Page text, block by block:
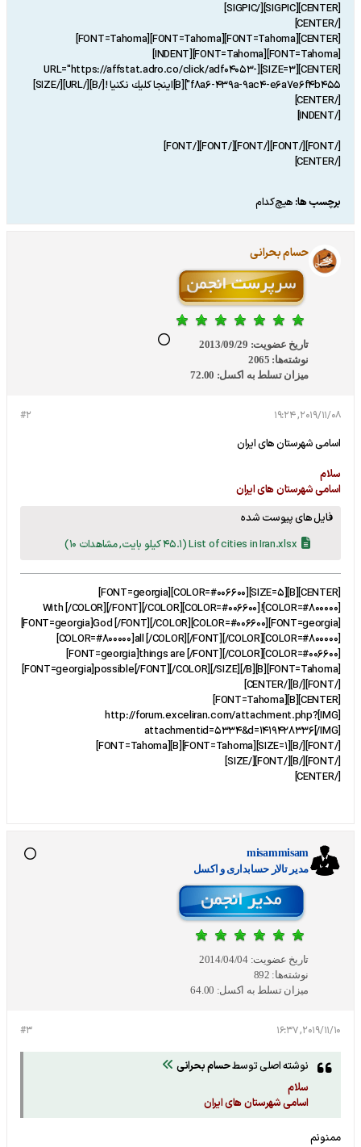
[CENTER][SIGPIC][/SIGPIC]
[/CENTER]
[CENTER][FONT=Tahoma][FONT=Tahoma][FONT=Tahoma]
[FONT=Tahoma][FONT=Tahoma][INDENT]
[CENTER][SIZE=3][URL="https://affstat.adro.co/click/adf04053-
f8a6-439a-9ac4-e6a7e6f4b455"][B]اينجا كليك نكنيا ![/B][/URL][/SIZE]
[/CENTER]
[/INDENT]
[/FONT][/FONT][/FONT][/FONT][/FONT]
[/CENTER]
برچسب ها: هیچ‌کدام
حسام بحرانی
تاریخ عضویت: 2013/09/29
نوشته‌ها: 2065
میزان تسلط به اکسل: 72.00
#2 2019/11/08, 19:24
اسامی شهرستان های ایران
سلام
اسامی شهرستان های ایران
فایل های پیوست شده
List of cities in Iran.xlsx(45.1 کیلو بایت, مشاهدات 10)
[CENTER][B][SIZE=5][COLOR=#006600][FONT=georgia]
[COLOR=#800000]!With [/COLOR][/FONT][/COLOR][COLOR=#006600]
[FONT=georgia]God [/FONT][/COLOR][COLOR=#006600][FONT=georgia]
[COLOR=#800000]all [/COLOR][/FONT][/COLOR][COLOR=#800000]
[FONT=georgia]things are [/FONT][/COLOR][COLOR=#006600]
[FONT=georgia]possible[/FONT][/COLOR][/SIZE][/B][B][FONT=Tahoma]
[/FONT][/B][/CENTER]
[CENTER][B][FONT=Tahoma]
[IMG]http://forum.exceliran.com/attachment.php?
attachmentid=5334&d=1419428336[/IMG]
[/FONT][/B][SIZE=1][FONT=Tahoma][B][FONT=Tahoma]
[/FONT][/B][/FONT][/SIZE]
[/CENTER]
misammisam
مدير تالار حسابداری و اکسل
تاریخ عضویت: 2014/04/04
نوشته‌ها: 892
میزان تسلط به اکسل: 64.00
#3 2019/11/10, 16:37
نوشته اصلی توسطحسام بحرانی
سلام
اسامی شهرستان های ایران
ممنونم